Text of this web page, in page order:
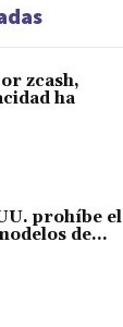
zcash,
ha
prohíbe el
de...